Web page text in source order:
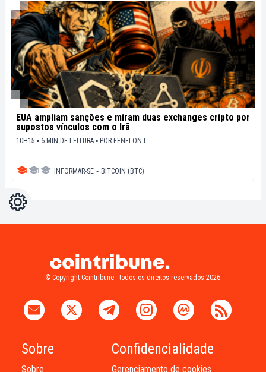
EUA ampliam sanções e miram duas exchanges cripto por
supostos vínculos com o Irã
10H15 ▪ 6 MIN DE LEITURA ▪ POR FENELON L.
INFORMAR-SE ▪ BITCOIN (BTC)
Configurações
© Copyright Cointribune - todos os direitos reservados 2026
Sobre
Sobre
Confidencialidade
Gerenciamento de cookies